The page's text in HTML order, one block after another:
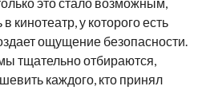
это стало возможным,
кинотеатр, у которого есть
ощущение безопасности.
тщательно отбираются,
каждого, кто принял